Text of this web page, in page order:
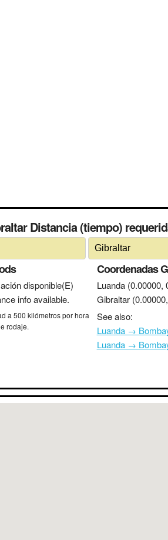
Distancia (tiempo)
disponible(E)
info available.
a 500 kilómetros por hora
rodaje.
Coordenadas
Luanda (0.00000,
Gibraltar
See also:
Luanda →
Luanda →